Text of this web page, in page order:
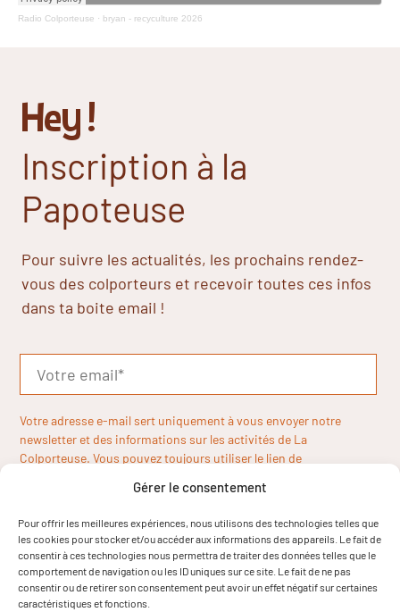
Gérer le consentement
Pour offrir les meilleures expériences, nous utilisons des technologies telles que
les cookies pour stocker et/ou accéder aux informations des appareils. Le fait de
consentir à ces technologies nous permettra de traiter des données telles que le
comportement de navigation ou les ID uniques sur ce site. Le fait de ne pas
consentir ou de retirer son consentement peut avoir un effet négatif sur certaines
caractéristiques et fonctions.
Radio Colporteuse · bryan - recyculture 2026
Hey !
Inscription à la
Papoteuse
Pour suivre les actualités, les prochains rendez-
vous des colporteurs et recevoir toutes ces infos
dans ta boite email !
Votre adresse e-mail sert uniquement à vous envoyer notre
newsletter et des informations sur les activités de La
Colporteuse. Vous pouvez toujours utiliser le lien de